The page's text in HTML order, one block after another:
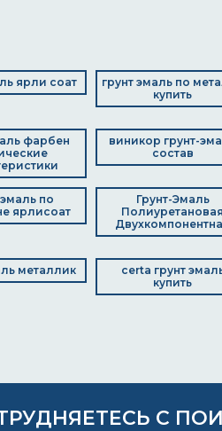
ярли соат
грунт эмаль по
купить
фарбен
виникор грунт-
состав
эмаль по
ярлисоат
Грунт-Эмаль
Полиуретановая
металлик
certa грунт
купить
С